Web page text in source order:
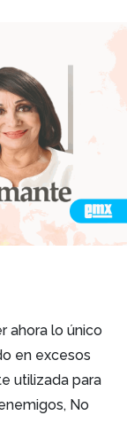
ahora lo único
en excesos
utilizada para
No